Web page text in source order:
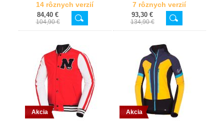
14 rôznych verzií
84,40 €
104,90 €
7 rôznych verzií
93,30 €
134,90 €
Akcia Akcia